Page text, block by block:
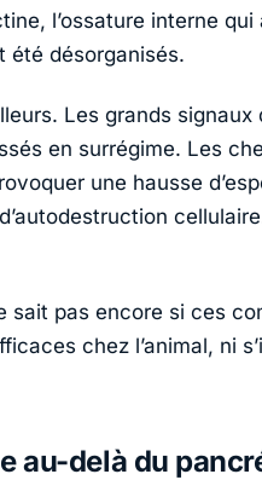
l’ossature interne
été désorganisés.
Les grands signaux
en surrégime. Les
une hausse
sait pas encore si ces
chez l’animal, ni
au-delà du